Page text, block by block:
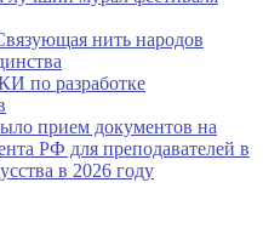
нить народов
по разработке
прием документов на
РФ для преподавателей в
в 2026 году